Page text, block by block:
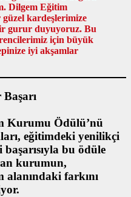
Dilgem Eğitim
kardeşlerimize
gurur duyuyoruz. Bu
için büyük
iyi akşamlar
Kurumu Ödülü’nü
eğitimdeki yenilikçi
başarısıyla bu ödüle
alanındaki farkını